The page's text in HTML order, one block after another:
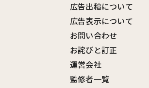
広告出稿について
広告表示について
お問い合わせ
お詫びと訂正
運営会社
監修者一覧